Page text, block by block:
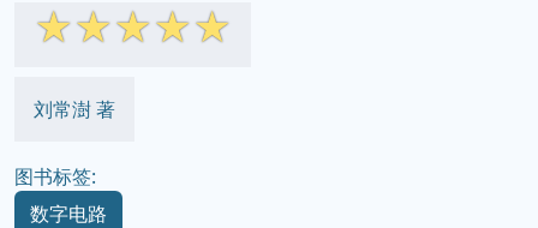
☆☆☆☆☆
刘常澍 著
图书标签:
数字电路